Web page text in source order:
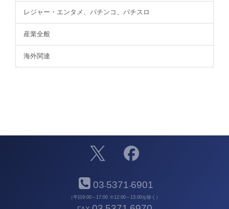
レジャー・エンタメ、パチンコ、パチスロ
産業全般
海外関連
03-5371-6901
（平日9:00～17:00 ※12:00～13:00を除く）